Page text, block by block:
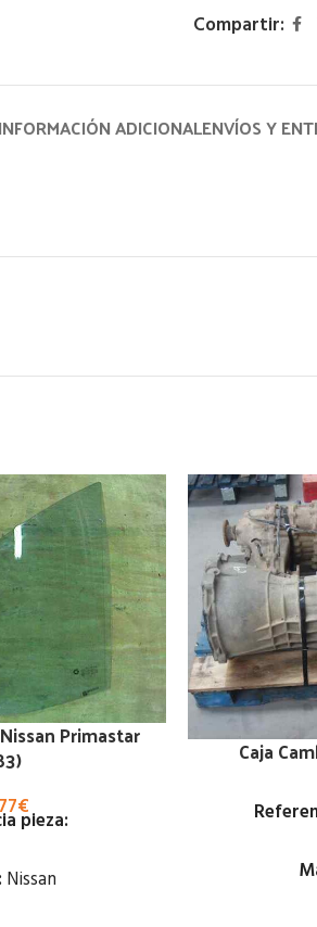
Compartir:
INFORMACIÓN ADICIONALENVÍOS Y
Primastar
€
pieza:
Nissan
Caja